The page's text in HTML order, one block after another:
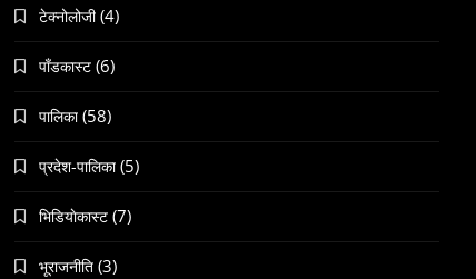
टेक्नोलोजी (4)
पाँडकास्ट (6)
पालिका (58)
प्रदेश-पालिका (5)
भिडियाेकास्ट (7)
भूराजनीति (3)